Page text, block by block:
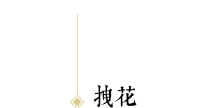
拽花